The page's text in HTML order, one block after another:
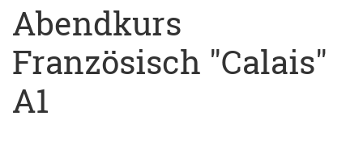
Abendkurs
Französisch "Calais"
A1
...